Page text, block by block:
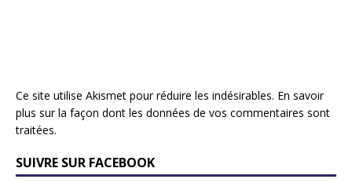
Ce site utilise Akismet pour réduire les indésirables. En savoir
plus sur la façon dont les données de vos commentaires sont
traitées.
SUIVRE SUR FACEBOOK